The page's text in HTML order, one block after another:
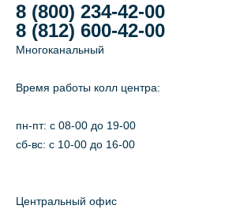
8 (800) 234-42-00
8 (812) 600-42-00
Многоканальный
Время работы колл центра:
пн-пт: c 08-00 до 19-00
сб-вс: с 10-00 до 16-00
Центральный офис